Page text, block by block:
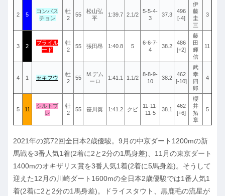
2 5
コンバス
チョン
牡
2
55
松山弘
平
1:39.7 2.1/2
5-5-4-
3
37.3
496
[-4]
伊
藤
圭
三
3
3 2
プライル
ード
牡
2
55 張田昂 1:40.8 5
6-6-7-
4
38.2
486
[+2]
藤
田
輝
信
11
4 1 セキフウ
牡
2
55
M.デム
ーロ
1:41.1 1.1/2
8-8-9-
10
38.2
462
[-10]
武
幸
四
郎
4
5 11
シルトプ
レ
牡
2
55 笹川翼 1:41.2 クビ
11-11-
11-5
38.1
462
[+6]
櫻
井
拓
章
5
2021年の第72回全日本2歳優駿。9月の中京ダート1200mの新
馬戦を3番人気1着(2着に2と2分の1馬身差)、11月の東京ダート
1400mのオキザリス賞を3番人気1着(2着に5馬身差)。そうして
迎えた12月の川崎ダート1600mの全日本2歳優駿では1番人気1
着(2着に2と2分の1馬身差)。ドライスタウト、黒鹿毛の流星が